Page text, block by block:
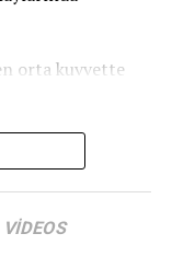
ve
hedefleniyor.
orta kuvvette
VIDEOS